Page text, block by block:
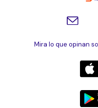
Mira lo que opinan